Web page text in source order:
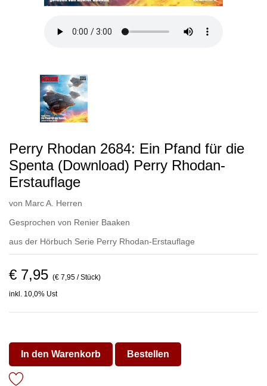
Perry Rhodan 2684: Ein Pfand für die
Spenta (Download) Perry Rhodan-
Erstauflage
von Marc A. Herren
Gesprochen von Renier Baaken
aus der Hörbuch Serie Perry Rhodan-Erstauflage
€ 7,95 (€ 7,95 / Stück)
inkl. 10,0% Ust
In den Warenkorb Bestellen